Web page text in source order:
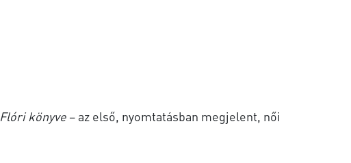
Flóri könyve– az első, nyomtatásban megjelent, női